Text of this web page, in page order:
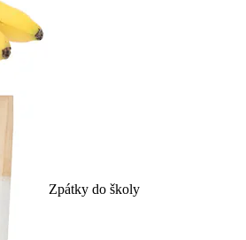
Zpátky do školy